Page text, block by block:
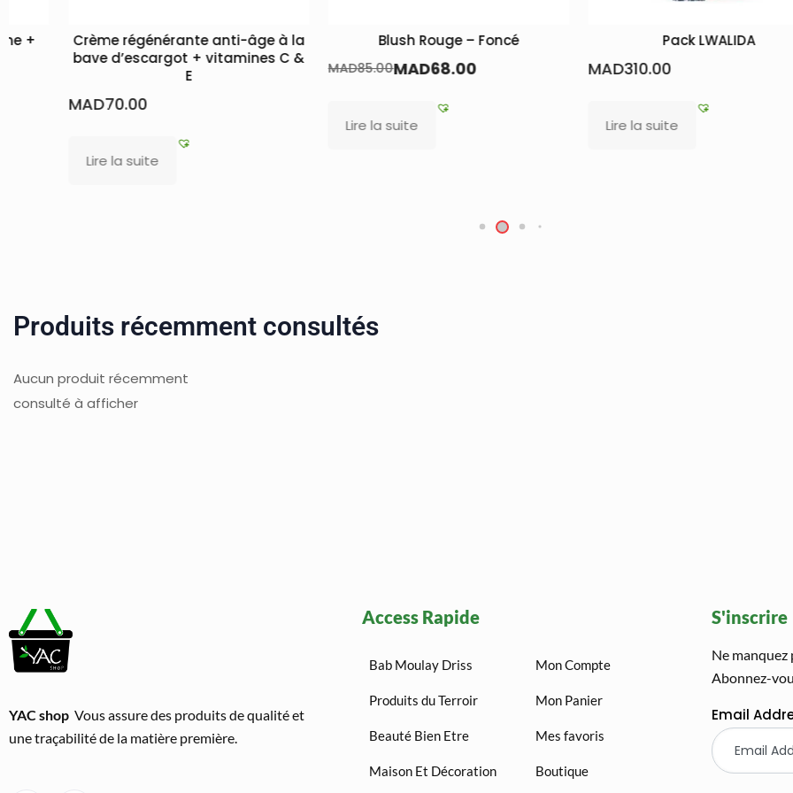
anti-âge à la
+ vitamines C &
Blush Rouge – Foncé
MAD 85.00MAD 68.00
Pack LWALIDA
MAD310.00
Lait
Produits récemment consultés
Aucun produit récemment
consulté à afficher
YAC shop Vous assure des produits de qualité et
une traçabilité de la matière première.
Access Rapide
Bab Moulay Driss
Produits du Terroir
Beauté Bien Etre
Maison Et Décoration
Mon Compte
Mon Panier
Mes favoris
Boutique
S'inscrire
Ne manquez
Abonnez-
Email